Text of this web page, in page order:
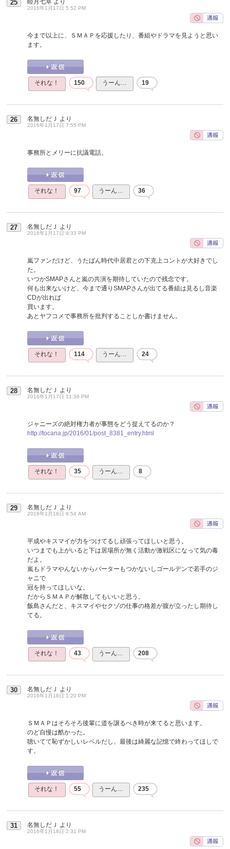
25
2016年1月17日 5:52 PM
今まで以上に、ＳＭＡＰを応援したり、番組やドラマを見ようと思い
ます。
それな！ 150 うーん… 19
26 名無しだＪ より
2016年1月17日 7:55 PM
事務所とメリーに抗議電話。
それな！ 97 うーん… 36
27 名無しだＪ より
2016年1月17日 9:33 PM
嵐ファンだけど、うたばん時代中居君との下克上コントが大好きでし
た。
いつかSMAPさんと嵐の共演を期待していたので残念です。
何も出来ないけど、今まで通りSMAPさんが出てる番組は見るし音楽
CDが出れば
買います。
あとヤフコメで事務所を批判することしか書けません。
それな！ 114 うーん… 24
28 名無しだＪ より
2016年1月17日 11:36 PM
ジャニーズの絶対権力者が事態をどう捉えてるのか？
http://tocana.jp/2016/01/post_8381_entry.html
それな！ 35 うーん… 8
29 名無しだＪ より
2016年1月18日 8:54 AM
平成やキスマイが力をつけてるし頑張ってほしいと思う。
いつまでも上がいると下は居場所が無く活動が激戦区になって気の毒
だよ。
嵐もドラマやんないからバーターもつかないしゴールデンで若手のジ
ャニで
冠を持ってほしいな。
だからＳＭＡＰが解散してもいいと思う。
飯島さんだと、キスマイやセクゾの仕事の格差が腹が立ったし期待し
てる。
それな！ 43 うーん… 208
30 名無しだＪ より
2016年1月18日 1:20 PM
ＳＭＡＰはそろそろ後輩に道を譲るべき時が来てると思います。
のど自慢は酷かった。
聴いてて恥ずかしいレベルだし、最後は綺麗な記憶で終わってほしで
す。
それな！ 55 うーん… 235
31 名無しだＪ より
2016年1月18日 2:31 PM